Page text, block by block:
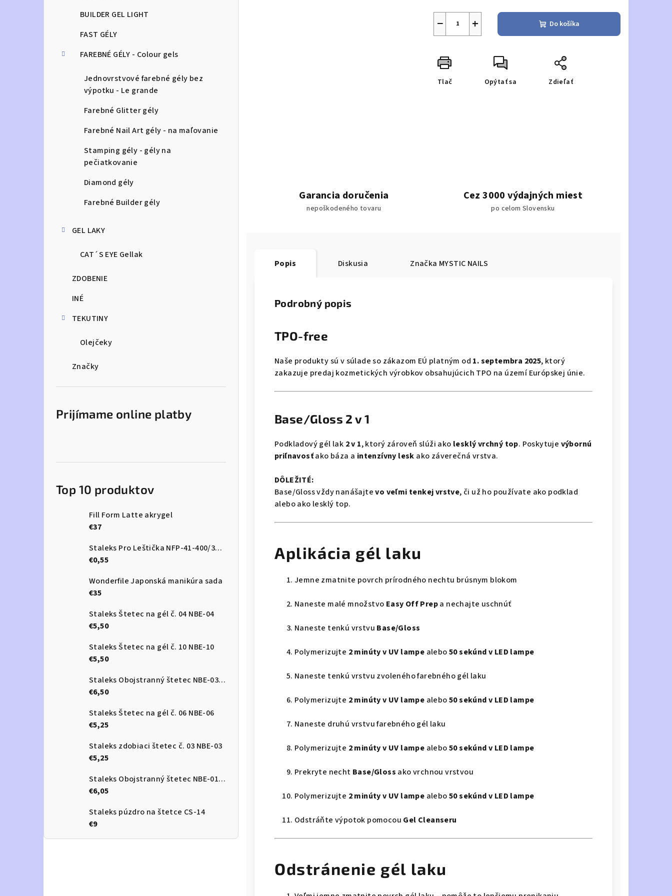
BUILDER GEL LIGHT
FAST GÉLY
FAREBNÉ GÉLY - Colour gels
Jednovrstvové farebné gély bez
výpotku - Le grande
Farebné Glitter gély
Farebné Nail Art gély - na maľovanie
Stamping gély - gély na
pečiatkovanie
Diamond gély
Farebné Builder gély
GEL LAKY
CAT´S EYE Gellak
ZDOBENIE
INÉ
TEKUTINY
Olejčeky
Značky
Prijímame online platby
Top 10 produktov
Fill Form Latte akrygel
€37
Staleks Pro Leštička NFP-41-400/3000
€0,55
Wonderfile Japonská manikúra sada
€35
Staleks Štetec na gél č. 04 NBE-04
€5,50
Staleks Štetec na gél č. 10 NBE-10
€5,50
Staleks Obojstranný štetec NBE-03/06
€6,50
Staleks Štetec na gél č. 06 NBE-06
€5,25
Staleks zdobiaci štetec č. 03 NBE-03
€5,25
Staleks Obojstranný štetec NBE-01/03
€6,05
Staleks púzdro na štetce CS-14
€9
+
− Do košíka
Tlač Opýtať sa Zdieľať
Garancia doručenia
nepoškodeného tovaru
Cez 3000 výdajných miest
po celom Slovensku
Popis Diskusia Značka MYSTIC NAILS
Podrobný popis
TPO-free
Naše produkty sú v súlade so zákazom EÚ platným od 1. septembra 2025, ktorý
zakazuje predaj kozmetických výrobkov obsahujúcich TPO na území Európskej únie.
Base/Gloss 2 v 1
Podkladový gél lak 2 v 1, ktorý zároveň slúži ako lesklý vrchný top. Poskytuje výbornú
priľnavosťako báza a intenzívny lesk ako záverečná vrstva.
DÔLEŽITÉ:
Base/Gloss vždy nanášajtevo veľmi tenkej vrstve, či už ho používate ako podklad
alebo ako lesklý top.
Aplikácia gél laku
Jemne zmatnite povrch prírodného nechtu brúsnym blokom
Naneste malé množstvo Easy Off Prepa nechajte uschnúť
Naneste tenkú vrstvu Base/Gloss
Polymerizujte 2 minúty v UV lampe alebo50 sekúnd v LED lampe
Naneste tenkú vrstvu zvoleného farebného gél laku
Polymerizujte 2 minúty v UV lampe alebo50 sekúnd v LED lampe
Naneste druhú vrstvu farebného gél laku
Polymerizujte 2 minúty v UV lampe alebo50 sekúnd v LED lampe
Prekryte necht Base/Gloss ako vrchnou vrstvou
Polymerizujte 2 minúty v UV lampe alebo50 sekúnd v LED lampe
Odstráňte výpotok pomocou Gel Cleanseru
Odstránenie gél laku